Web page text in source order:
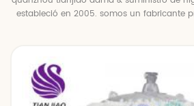
estableció en 2005. somos un fabricante